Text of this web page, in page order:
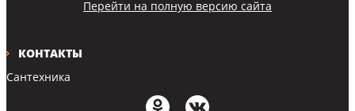
КОНТАКТЫ
Сантехника
Перейти на полную версию сайта